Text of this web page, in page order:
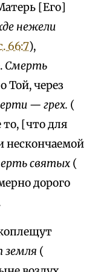
[Его]
нежели
66:7),
Смерть
Той, через
— грех. (
то, [что для
нескончаемой
святых (
дорого
земля (